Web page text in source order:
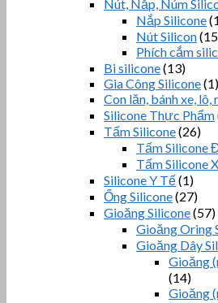
Nút, Nắp, Núm
Nắp Silicone
Nút Silicon
Phích cắm
Bi silicone(13)
Gia Công Silicone(1)
Con lăn, bánh xe,
Silicone Thực Phẩm
Tấm Silicone(26)
Tấm Silicone
Tấm Silicone
Silicone Y Tế(1)
Ống Silicone(27)
Gioăng Silicone(57)
Gioăng Oring
Gioăng Dây
Gioăng
(14)
Gioăng